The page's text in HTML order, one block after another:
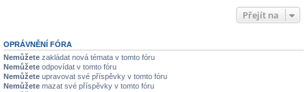
Přejít na
OPRÁVNĚNÍ FÓRA
Nemůžete zakládat nová témata v tomto fóru
Nemůžete odpovídat v tomto fóru
Nemůžete upravovat své příspěvky v tomto fóru
Nemůžete mazat své příspěvky v tomto fóru